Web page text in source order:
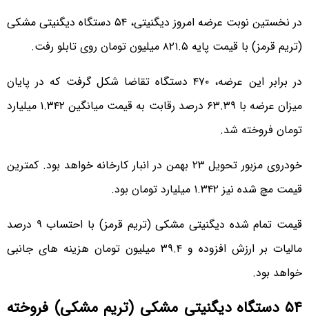
در نخستین نوبت عرضه امروز دیگنیتی، ۵۴ دستگاه دیگنیتی مشکی
(تریم قرمز) با قیمت پایه ۸۲۱.۵ میلیون تومان روی تابلو رفت.
در برابر این عرضه، ۴۷۰ دستگاه تقاضا شکل گرفت که در پایان
میزان عرضه با ۶۳.۳۹ درصد رقابت به قیمت میانگین ۱.۳۴۲ میلیارد
تومان فروخته شد.
خودروی مزبور تحویل ۲۳ بهمن در انبار کارخانه خواهد بود. کمترین
قیمت مچ شده نیز ۱.۳۴۲ میلیارد تومان بود.
قیمت تمام شده دیگنیتی مشکی (تریم قرمز) با احتساب ۹ درصد
مالیات بر ارزش افزوده و ۳۹.۴ میلیون تومان هزینه های جانبی
خواهد بود.
۵۴ دستگاه دیگنیتی مشکی (تریم مشکی) فروخته